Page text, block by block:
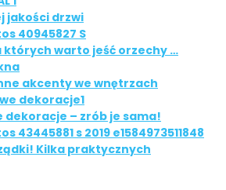
jakości drzwi
których warto jeść orzechy …
akcenty we wnętrzach
dekoracje – zrób je sama!
Kilka praktycznych